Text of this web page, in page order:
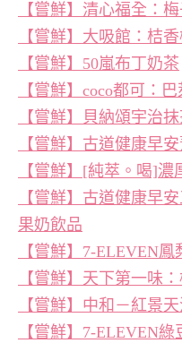
【嘗鮮】清心福全：
【嘗鮮】大吸館：桔
【嘗鮮】50嵐布丁奶茶
【嘗鮮】coco都可：
【嘗鮮】貝納頌宇治
【嘗鮮】古道健康早
【嘗鮮】[純萃。喝]
【嘗鮮】古道健康早
果奶飲品
【嘗鮮】7-ELEVEN
【嘗鮮】天下第一味
【嘗鮮】中和－紅景
【嘗鮮】7-ELEVEN